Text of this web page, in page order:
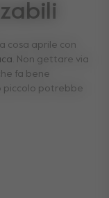
cosa aprile con
. Non gettare via
fa bene
piccolo potrebbe